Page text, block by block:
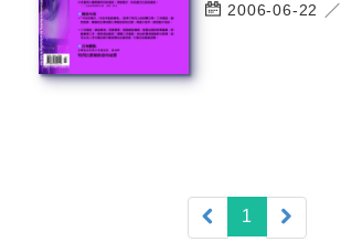
2006-06-22 ／
1 (current)